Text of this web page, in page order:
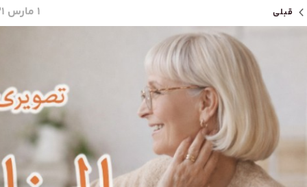
قبلی ۱ مارس ۲۰۲۱